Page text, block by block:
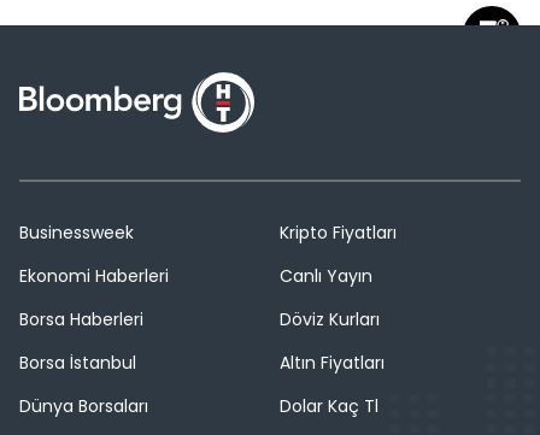
Businessweek
Ekonomi Haberleri
Borsa Haberleri
Borsa İstanbul
Dünya Borsaları
Kripto Fiyatları
Canlı Yayın
Döviz Kurları
Altın Fiyatları
Dolar Kaç Tl